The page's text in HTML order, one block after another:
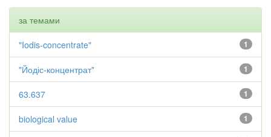
за темами
1
"Iodis-concentrate"
1
"Йодіс-концентрат"
1
63.637
1
biological value